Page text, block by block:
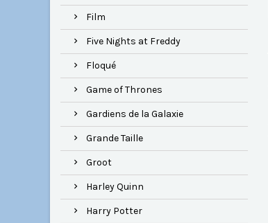
Film
Five Nights at Freddy
Floqué
Game of Thrones
Gardiens de la Galaxie
Grande Taille
Groot
Harley Quinn
Harry Potter